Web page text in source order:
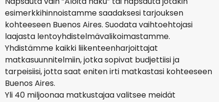
esimerkkihinnoistamme saadaksesi tarjouksen
kohteeseen Buenos Aires. Suodata vaihtoehtojasi
laajasta lentoyhdistelmävalikoimastamme.
Yhdistämme kaikki liikenteenharjoittajat
matkasuunnitelmiin, jotka sopivat budjettiisi ja
tarpeisiisi, jotta saat eniten irti matkastasi kohteeseen
Buenos Aires.
Yli 40 miljoonaa matkustajaa valitsee meidät